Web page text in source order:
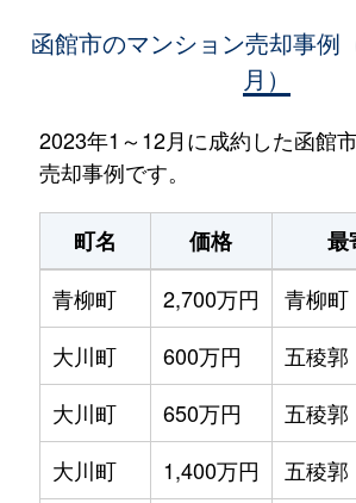
函館市のマンション売却事例
月）
2023年1～12月に成約した函館
売却事例です。
町名 価格 最
青柳町
2,700万円 青柳町
大川町
600万円 五稜郭
大川町
650万円 五稜郭
大川町
1,400万円 五稜郭